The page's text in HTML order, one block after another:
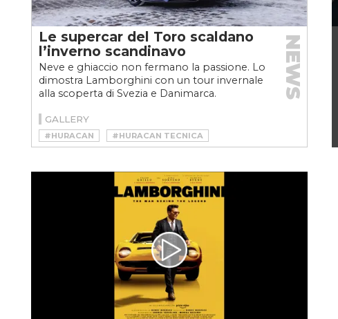
Le supercar del Toro scaldano
l’inverno scandinavo
Neve e ghiaccio non fermano la passione. Lo
dimostra Lamborghini con un tour invernale
alla scoperta di Svezia e Danimarca.
NEWS
GALLERY
#HURACAN
#HURACAN TECNICA
#LAMBORGHINI
#LAMBORGHINI HURACAN
#LAMBORGHINI HURACAN TECNICA
#LAMBORGHINI NEVE
#LAMBORGHINI URUS PERFORMANTE
#LAMBORGHINI URUS S